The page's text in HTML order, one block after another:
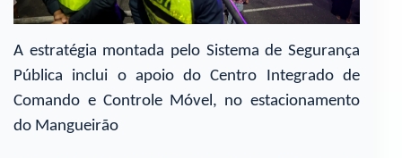
A estratégia montada pelo Sistema de Segurança
Pública inclui o apoio do Centro Integrado de
Comando e Controle Móvel, no estacionamento
do Mangueirão